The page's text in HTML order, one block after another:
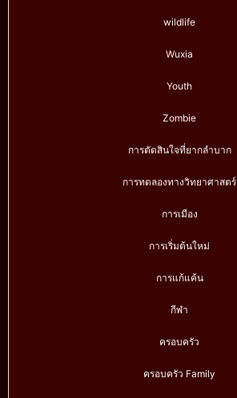
wildlife
Wuxia
Youth
Zombie
การตัดสินใจที่ยากลำบาก
การทดลองทางวิทยาศาสตร์
การเมือง
การเริ่มต้นใหม่
การแก้แค้น
กีฬา
ครอบครัว
ครอบครัว Family